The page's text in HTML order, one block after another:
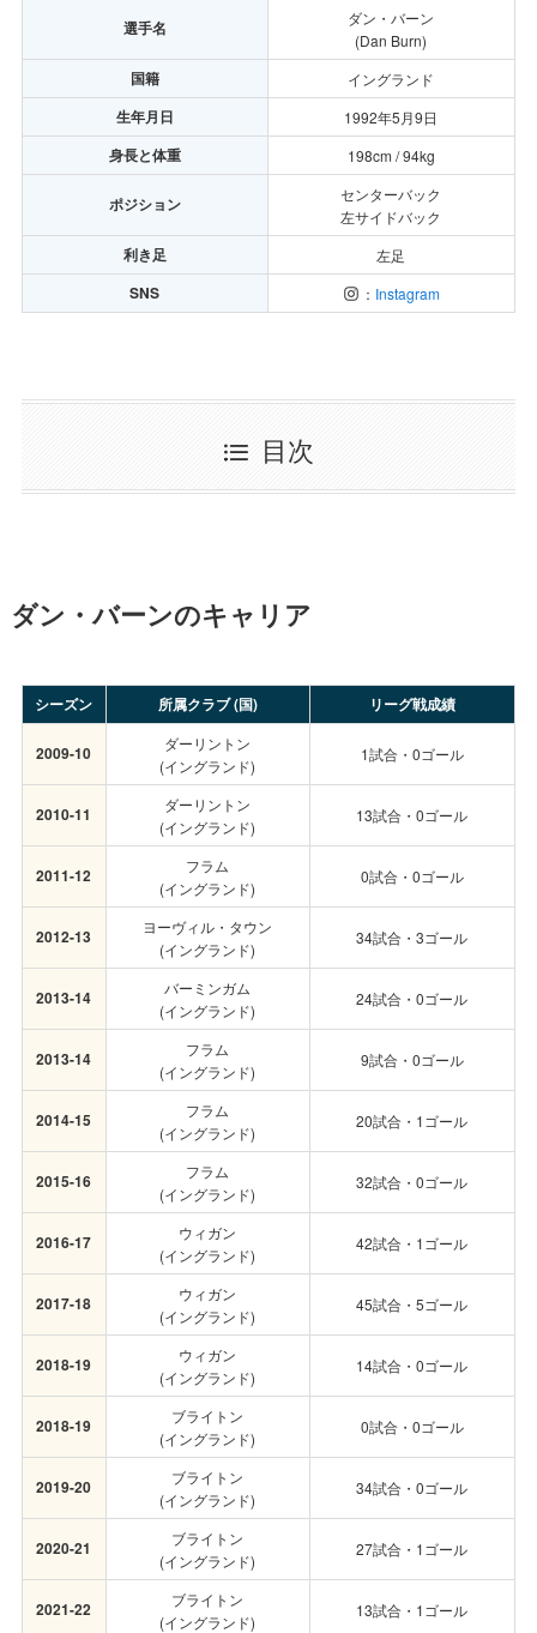
選手名
ダン・バーン
(Dan Burn)
国籍 イングランド
生年月日 1992年5月9日
身長と体重 198cm / 94kg
ポジション
センターバック
左サイドバック
利き足 左足
SNS ： Instagram
目次
ダン・バーンのキャリア
シーズン 所属クラブ (国) リーグ戦成績
2009-10
ダーリントン
(イングランド)
1試合・0ゴール
2010-11
ダーリントン
(イングランド)
13試合・0ゴール
2011-12
フラム
(イングランド)
0試合・0ゴール
2012-13
ヨーヴィル・タウン
(イングランド)
34試合・3ゴール
2013-14
バーミンガム
(イングランド)
24試合・0ゴール
2013-14
フラム
(イングランド)
9試合・0ゴール
2014-15
フラム
(イングランド)
20試合・1ゴール
2015-16
フラム
(イングランド)
32試合・0ゴール
2016-17
ウィガン
(イングランド)
42試合・1ゴール
2017-18
ウィガン
(イングランド)
45試合・5ゴール
2018-19
ウィガン
(イングランド)
14試合・0ゴール
2018-19
ブライトン
(イングランド)
0試合・0ゴール
2019-20
ブライトン
(イングランド)
34試合・0ゴール
2020-21
ブライトン
(イングランド)
27試合・1ゴール
2021-22
ブライトン
(イングランド)
13試合・1ゴール